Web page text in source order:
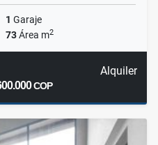
1 Garaje
73Área m2
Alquiler
COP